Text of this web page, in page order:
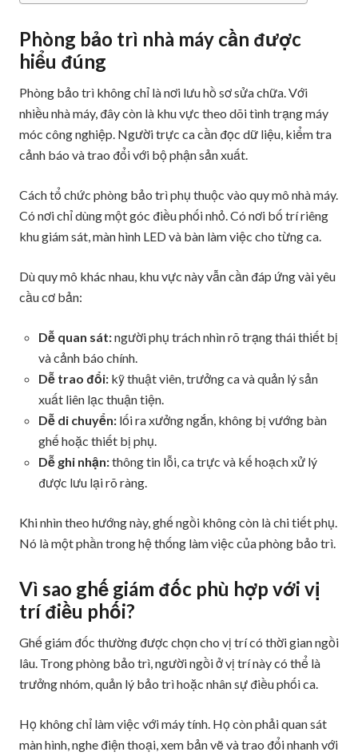
Phòng bảo trì nhà máy cần được
hiểu đúng
Phòng bảo trì không chỉ là nơi lưu hồ sơ sửa chữa. Với
nhiều nhà máy, đây còn là khu vực theo dõi tình trạng máy
móc công nghiệp. Người trực ca cần đọc dữ liệu, kiểm tra
cảnh báo và trao đổi với bộ phận sản xuất.
Cách tổ chức phòng bảo trì phụ thuộc vào quy mô nhà máy.
Có nơi chỉ dùng một góc điều phối nhỏ. Có nơi bố trí riêng
khu giám sát, màn hình LED và bàn làm việc cho từng ca.
Dù quy mô khác nhau, khu vực này vẫn cần đáp ứng vài yêu
cầu cơ bản:
Dễ quan sát:người phụ trách nhìn rõ trạng thái thiết bị
và cảnh báo chính.
Dễ trao đổi: kỹ thuật viên, trưởng ca và quản lý sản
xuất liên lạc thuận tiện.
Dễ di chuyển: lối ra xưởng ngắn, không bị vướng bàn
ghế hoặc thiết bị phụ.
Dễ ghi nhận:thông tin lỗi, ca trực và kế hoạch xử lý
được lưu lại rõ ràng.
Khi nhìn theo hướng này, ghế ngồi không còn là chi tiết phụ.
Nó là một phần trong hệ thống làm việc của phòng bảo trì.
Vì sao ghế giám đốc phù hợp với vị
trí điều phối?
Ghế giám đốc thường được chọn cho vị trí có thời gian ngồi
lâu. Trong phòng bảo trì, người ngồi ở vị trí này có thể là
trưởng nhóm, quản lý bảo trì hoặc nhân sự điều phối ca.
Họ không chỉ làm việc với máy tính. Họ còn phải quan sát
màn hình, nghe điện thoại, xem bản vẽ và trao đổi nhanh với